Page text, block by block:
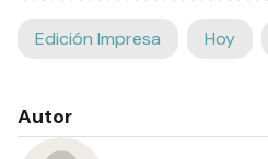
Edición Impresa Hoy
Autor